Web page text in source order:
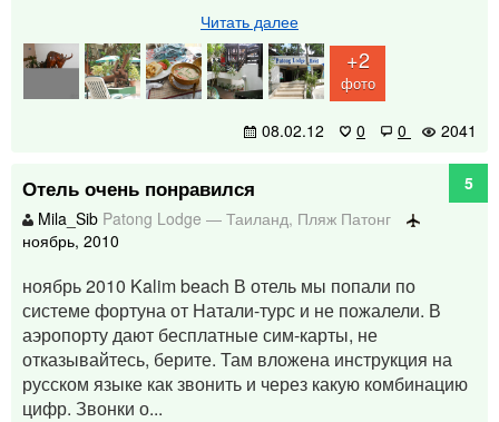
Читать далее
+2
фото
08.02.12 0 0 2041
Отель очень понравился
5
Mila_Sib Patong Lodge — Таиланд, Пляж Патонг
ноябрь, 2010
ноябрь 2010 Kalim beach В отель мы попали по
системе фортуна от Натали-турс и не пожалели. В
аэропорту дают бесплатные сим-карты, не
отказывайтесь, берите. Там вложена инструкция на
русском языке как звонить и через какую комбинацию
цифр. Звонки о...